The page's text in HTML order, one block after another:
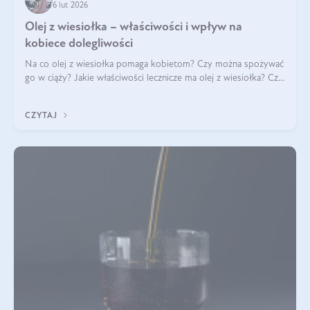
6 lut 2026
Olej z wiesiołka – właściwości i wpływ na
kobiece dolegliwości
Na co olej z wiesiołka pomaga kobietom? Czy można spożywać
go w ciąży? Jakie właściwości lecznicze ma olej z wiesiołka? Czy
CZYTAJ